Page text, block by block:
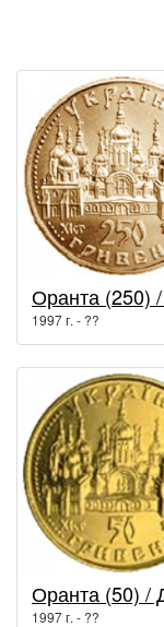
1997 г. - ??
1997 г. - ??